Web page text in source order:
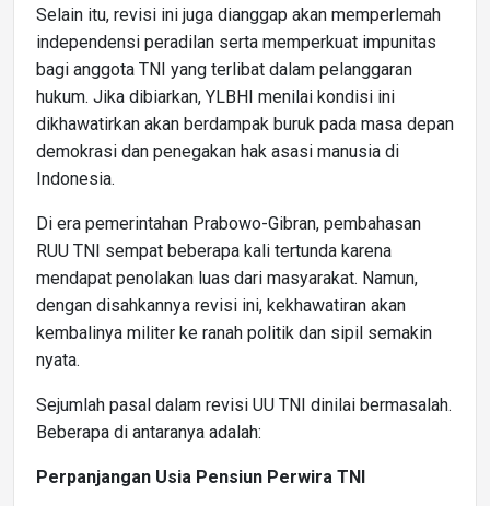
Selain itu, revisi ini juga dianggap akan memperlemah
independensi peradilan serta memperkuat impunitas
bagi anggota TNI yang terlibat dalam pelanggaran
hukum. Jika dibiarkan, YLBHI menilai kondisi ini
dikhawatirkan akan berdampak buruk pada masa depan
demokrasi dan penegakan hak asasi manusia di
Indonesia.
Di era pemerintahan Prabowo-Gibran, pembahasan
RUU TNI sempat beberapa kali tertunda karena
mendapat penolakan luas dari masyarakat. Namun,
dengan disahkannya revisi ini, kekhawatiran akan
kembalinya militer ke ranah politik dan sipil semakin
nyata.
Sejumlah pasal dalam revisi UU TNI dinilai bermasalah.
Beberapa di antaranya adalah:
Perpanjangan Usia Pensiun Perwira TNI